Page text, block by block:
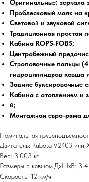
Оригинальные: зеркала
Проблесковый маяк на
Световой и звуковой
Традиционная простая
Кабина ROPS-FOBS;
Центробежный
Строповочные пальцы
гидроцилиндров ковша
Задние буксировочные
Кабина с отоплением и
й;
Монтажная евро-рама
Номинальная
Двигатель: Kubota V2403
Вес: 3 003 кг
Размеры с ковшом ДхШхВ: 3
Скорость: 12 км/ч